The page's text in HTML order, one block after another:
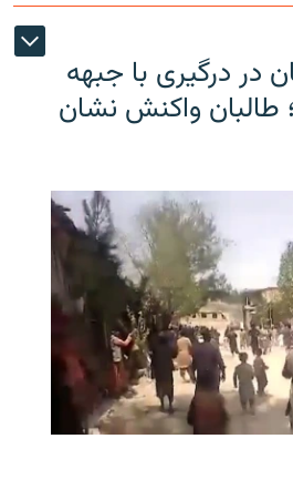
در درگیری با جبهه
طالبان واکنش نشان